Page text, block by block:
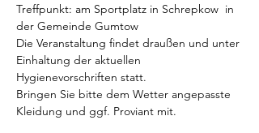
Treffpunkt: am Sportplatz in Schrepkow  in
der Gemeinde Gumtow
Die Veranstaltung findet draußen und unter
Einhaltung der aktuellen
Hygienevorschriften statt.
Bringen Sie bitte dem Wetter angepasste
Kleidung und ggf. Proviant mit.